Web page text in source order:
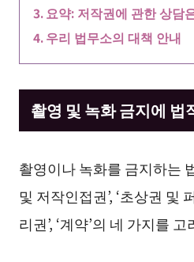
요약: 저작권에 관한 상담
우리 법무소의 대책 안내
촬영 및 녹화 금지에 법
촬영이나 녹화를 금지하는
및 저작인접권’, ‘초상권 및
리권’, ‘계약’의 네 가지를